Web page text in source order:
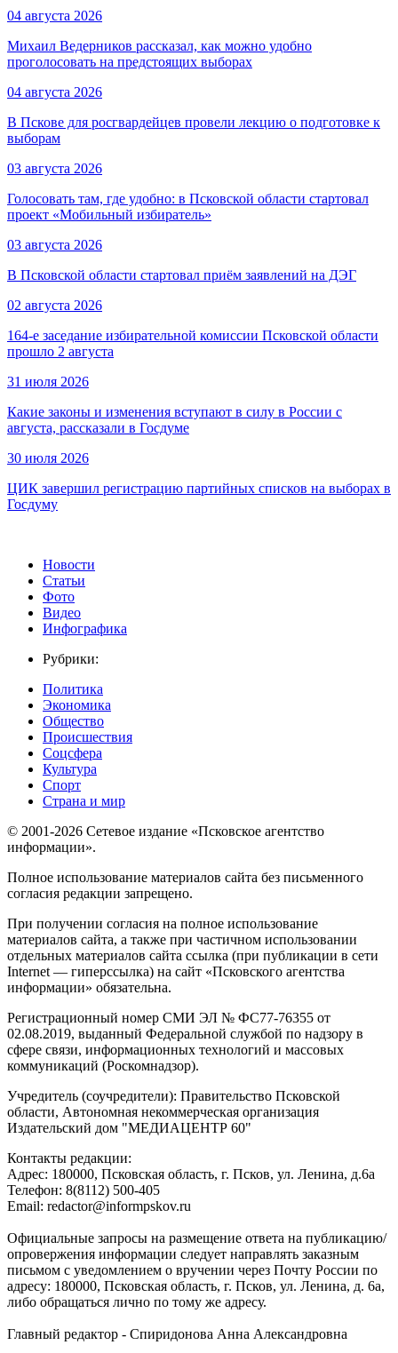
04 августа 2026
Михаил Ведерников рассказал, как можно удобно
проголосовать на предстоящих выборах
04 августа 2026
В Пскове для росгвардейцев провели лекцию о подготовке к
выборам
03 августа 2026
Голосовать там, где удобно: в Псковской области стартовал
проект «Мобильный избиратель»
03 августа 2026
В Псковской области стартовал приём заявлений на ДЭГ
02 августа 2026
164-е заседание избирательной комиссии Псковской области
прошло 2 августа
31 июля 2026
Какие законы и изменения вступают в силу в России с
августа, рассказали в Госдуме
30 июля 2026
ЦИК завершил регистрацию партийных списков на выборах в
Госдуму
Новости
Статьи
Фото
Видео
Инфографика
Рубрики:
Политика
Экономика
Общество
Происшествия
Соцсфера
Культура
Спорт
Страна и мир
© 2001-2026 Сетевое издание «Псковское агентство
информации».
Полное использование материалов сайта без письменного
согласия редакции запрещено.
При получении согласия на полное использование
материалов сайта, а также при частичном использовании
отдельных материалов сайта ссылка (при публикации в сети
Internet — гиперссылка) на сайт «Псковского агентства
информации» обязательна.
Регистрационный номер СМИ ЭЛ № ФС77-76355 от
02.08.2019, выданный Федеральной службой по надзору в
сфере связи, информационных технологий и массовых
коммуникаций (Роскомнадзор).
Учредитель (соучредители): Правительство Псковской
области, Автономная некоммерческая организация
Издательский дом "МЕДИАЦЕНТР 60"
Контакты редакции:
Адреc: 180000, Псковская область, г. Псков, ул. Ленина, д.6а
Телефон: 8(8112) 500-405
Email: redactor@informpskov.ru
Официальные запросы на размещение ответа на публикацию/
опровержения информации следует направлять заказным
письмом с уведомлением о вручении через Почту России по
адресу: 180000, Псковская область, г. Псков, ул. Ленина, д. 6а,
либо обращаться лично по тому же адресу.
Главный редактор - Спиридонова Анна Александровна